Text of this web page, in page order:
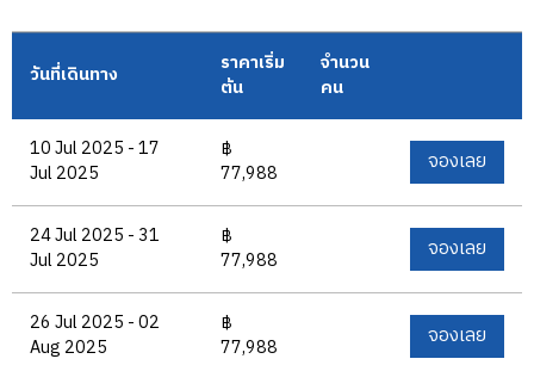
วันที่เดินทาง
ราคาเริ่ม
ต้น
จำนวน
คน
10 Jul 2025 - 17
Jul 2025
฿
77,988
จองเลย
24 Jul 2025 - 31
Jul 2025
฿
77,988
จองเลย
26 Jul 2025 - 02
Aug 2025
฿
77,988
จองเลย